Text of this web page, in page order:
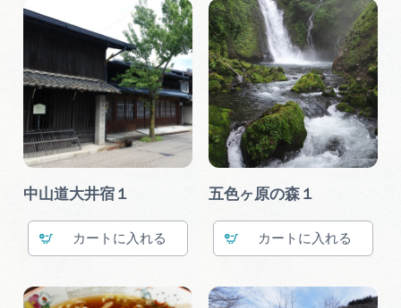
中山道大井宿１
カート
五色ヶ原の森１
カート